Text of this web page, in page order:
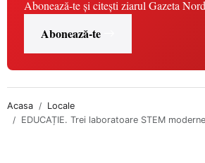
Abonează-te și citești ziarul Gazeta
Abonează-te
Acasa
Locale
EDUCAȚIE. Trei laboratoare STEM